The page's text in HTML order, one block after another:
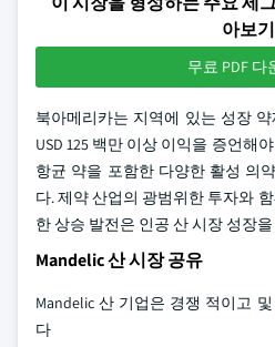
아보기
무료 PDF 다
북아메리카는 지역에 있는 성장
USD 125 백만 이상 이익을 증언해
항균 약을 포함한 다양한 활성 의
다. 제약 산업의 광범위한 투자와
한 상승 발전은 인공 산 시장 성장
Mandelic 산 시장 공유
Mandelic 산 기업은 경쟁 적이고
다